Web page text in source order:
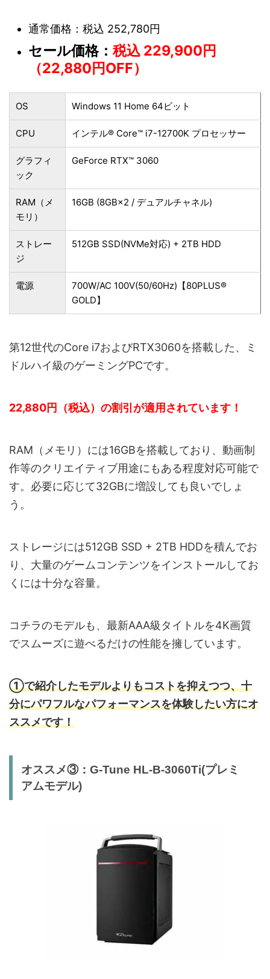
通常価格：税込 252,780円
セール価格： 税込 229,900円
（22,880円OFF）
OS Windows 11 Home 64ビット
CPU インテル® Core™ i7-12700K プロセッサー
グラフィ
ック
GeForce RTX™ 3060
RAM（メ
モリ）
16GB (8GB×2 / デュアルチャネル)
ストレー
ジ
512GB SSD(NVMe対応) + 2TB HDD
電源
700W/AC 100V(50/60Hz)【80PLUS®
GOLD】
第12世代のCore i7およびRTX3060を搭載した、ミ
ドルハイ級のゲーミングPCです。
22,880円（税込）の割引が適用されています！
RAM（メモリ）には16GBを搭載しており、動画制
作等のクリエイティブ用途にもある程度対応可能で
す。必要に応じて32GBに増設しても良いでしょ
う。
ストレージには512GB SSD + 2TB HDDを積んでお
り、大量のゲームコンテンツをインストールしてお
くには十分な容量。
コチラのモデルも、最新AAA級タイトルを4K画質
でスムーズに遊べるだけの性能を擁しています。
①で紹介したモデルよりもコストを抑えつつ、十
分にパワフルなパフォーマンスを体験したい方にオ
ススメです！
オススメ③：G-Tune HL-B-3060Ti(プレミ
アムモデル)